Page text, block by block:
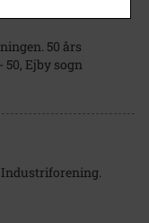
50 års
Ejby sogn